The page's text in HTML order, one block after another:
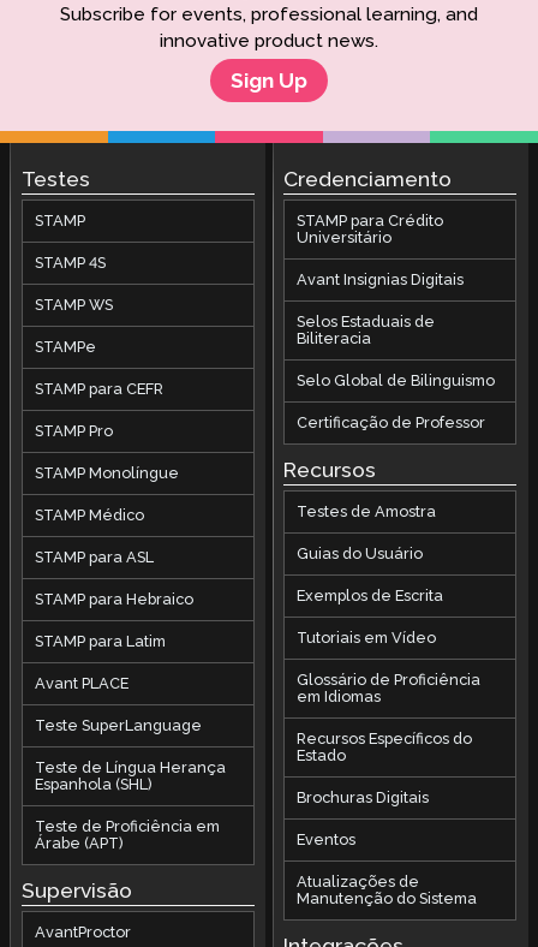
Subscribe for events, professional learning, and
innovative product news.
Sign Up
Testes
STAMP
STAMP 4S
STAMP WS
STAMPe
STAMP para CEFR
STAMP Pro
STAMP Monolíngue
STAMP Médico
STAMP para ASL
STAMP para Hebraico
STAMP para Latim
Avant PLACE
Teste SuperLanguage
Teste de Língua Herança
Espanhola (SHL)
Teste de Proficiência em
Árabe (APT)
Supervisão
AvantProctor
Credenciamento
STAMP para Crédito
Universitário
Avant Insignias Digitais
Selos Estaduais de
Biliteracia
Selo Global de Bilinguismo
Certificação de Professor
Recursos
Testes de Amostra
Guias do Usuário
Exemplos de Escrita
Tutoriais em Vídeo
Glossário de Proficiência
em Idiomas
Recursos Específicos do
Estado
Brochuras Digitais
Eventos
Atualizações de
Manutenção do Sistema